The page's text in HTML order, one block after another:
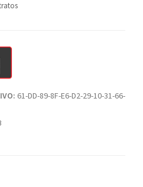
61-DD-89-8F-E6-D2-29-10-31-66-